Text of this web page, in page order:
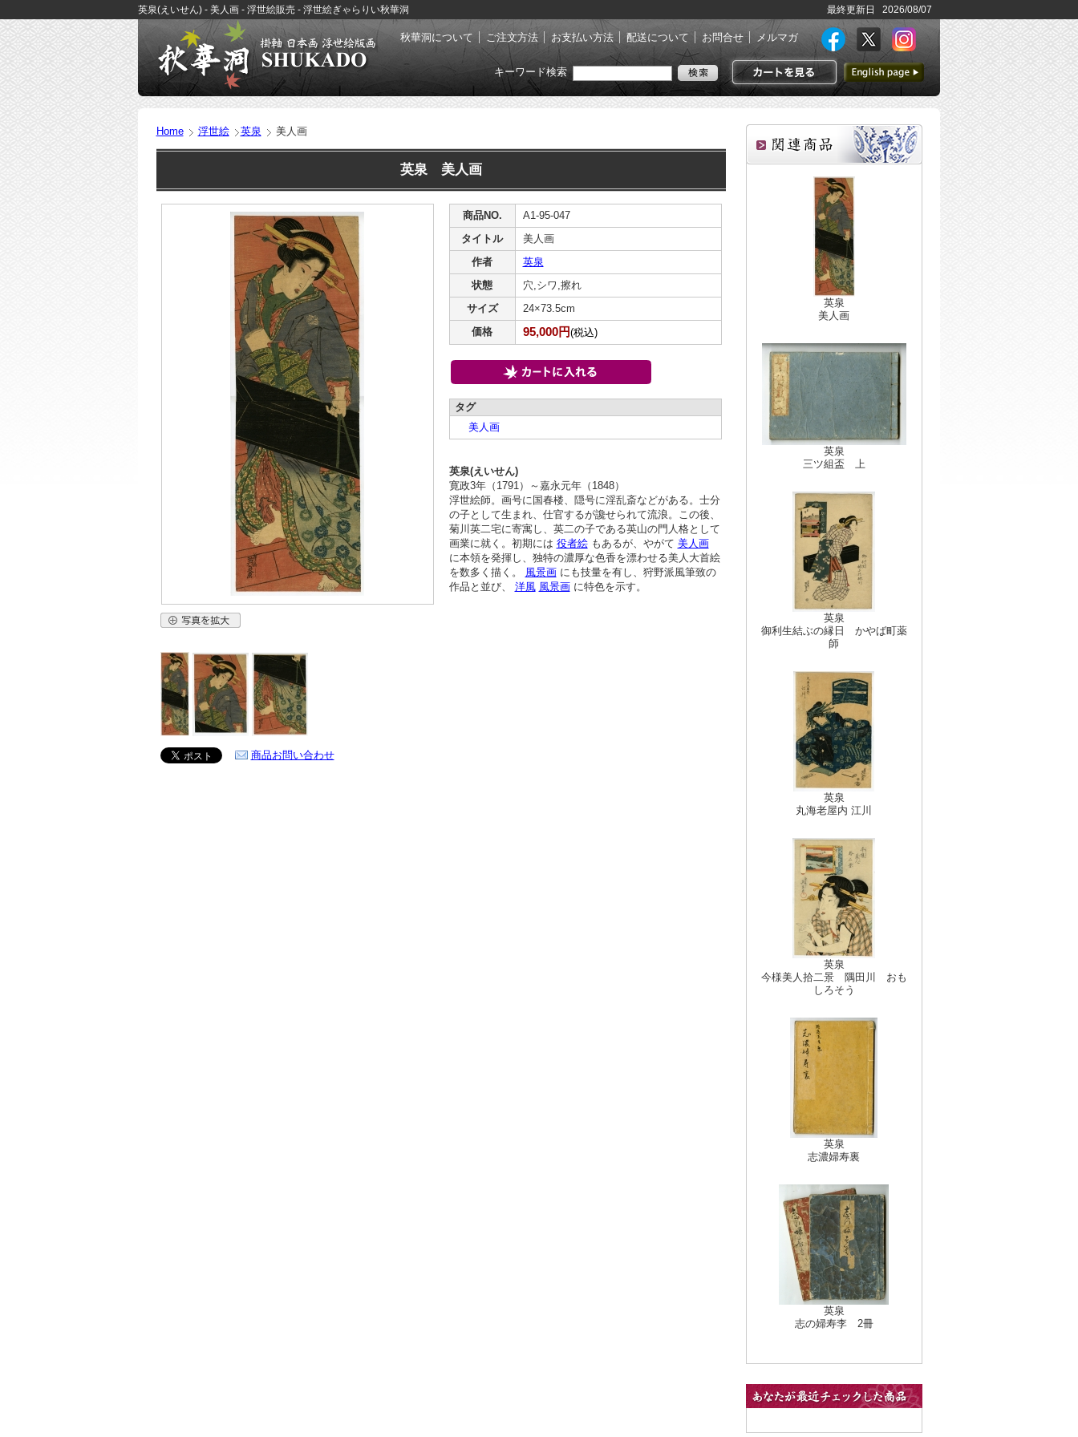
英泉(えいせん) - 美人画 - 浮世絵販売 - 浮世絵ぎゃらりい秋華洞 最終更新日 2026/08/07
秋華洞について ご注文方法 お支払い方法 配送について お問合せ メルマガ
カートを見る
英語ページへ
キーワード検索
Home 浮世絵 英泉 美人画
英泉 美人画
商品お問い合わせ
商品NO.
A1-95-047
タイトル
美人画
作者
英泉
状態
穴,シワ,擦れ
サイズ
24×73.5cm
価格
95,000円(税込)
タグ
美人画
英泉(えいせん)
寛政3年（1791）～嘉永元年（1848）
浮世絵師。画号に国春楼、隠号に淫乱斎などがある。士分
の子として生まれ、仕官するが讒せられて流浪。この後、
菊川英二宅に寄寓し、英二の子である英山の門人格として
画業に就く。初期には 役者絵もあるが、やがて 美人画
に本領を発揮し、独特の濃厚な色香を漂わせる美人大首絵
を数多く描く。 風景画にも技量を有し、狩野派風筆致の
作品と並び、 洋風 風景画に特色を示す。
英泉
美人画
英泉
三ツ組盃 上
英泉
御利生結ぶの縁日 かやば町薬
師
英泉
丸海老屋内 江川
英泉
今様美人拾二景 隅田川 おも
しろそう
英泉
志濃婦寿裏
英泉
志の婦寿李 2冊